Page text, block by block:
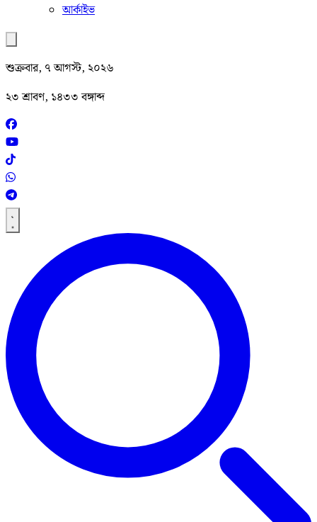
আর্কাইভ
শুক্রবার, ৭ আগস্ট, ২০২৬
২৩ শ্রাবণ, ১৪৩৩ বঙ্গাব্দ